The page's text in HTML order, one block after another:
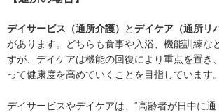
デイサービス（通所介護） とデイケア（通所リ
があります。どちらも食事や入浴、機能訓練な
すが、デイケアは機能の回復により重点を置き
って健康度を高めていくことを目指しています。
デイサービスやデイケアは、“高齢者が日中に通